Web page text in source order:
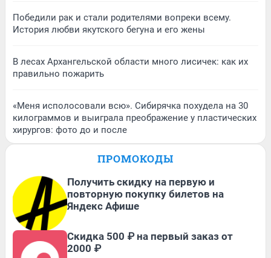
Победили рак и стали родителями вопреки всему.
История любви якутского бегуна и его жены
В лесах Архангельской области много лисичек: как их
правильно пожарить
«Меня исполосовали всю». Сибирячка похудела на 30
килограммов и выиграла преображение у пластических
хирургов: фото до и после
ПРОМОКОДЫ
Получить скидку на первую и
повторную покупку билетов на
Яндекс Афише
Скидка 500 ₽ на первый заказ от
2000 ₽